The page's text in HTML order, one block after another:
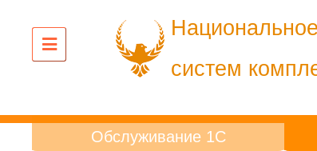
систем
Обслуживание 1С